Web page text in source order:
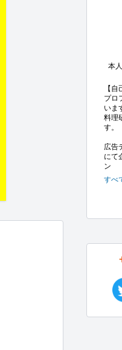
本
【自
プロ
いま
料理
す。
広告
にて
ン
すべ